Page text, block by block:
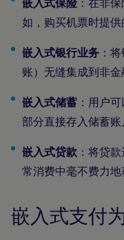
嵌入式保险 ：在非
如，购买机票时提供
嵌入式银行业务 ：
账）无缝集成到非金
嵌入式储蓄 ：用户
部分直接存入储蓄账
嵌入式贷款 ：将贷
常消费中毫不费力地
嵌入式支付